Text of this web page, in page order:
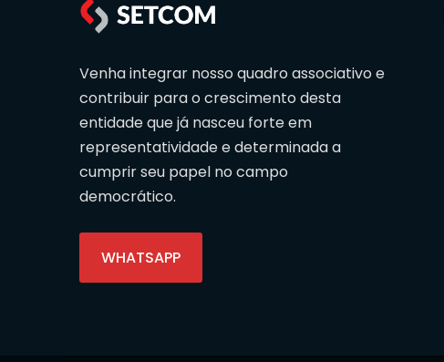
Venha integrar nosso quadro associativo e
contribuir para o crescimento desta
entidade que já nasceu forte em
representatividade e determinada a
cumprir seu papel no campo
democrático.
WHATSAPP